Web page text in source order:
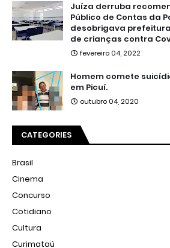
Juíza derruba
Público de Contas da
desobrigava
de crianças contra
fevereiro 04, 2022
Homem comete
em Picuí.
outubro 04, 2020
CATEGORIES
Brasil
Cinema
Concurso
Cotidiano
Cultura
Curimataú